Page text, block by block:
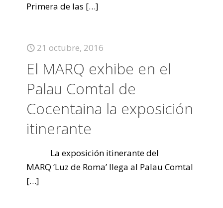
Primera de las […]
21 octubre, 2016
El MARQ exhibe en el
Palau Comtal de
Cocentaina la exposición
itinerante
La exposición itinerante del
MARQ ‘Luz de Roma’ llega al Palau Comtal
[…]